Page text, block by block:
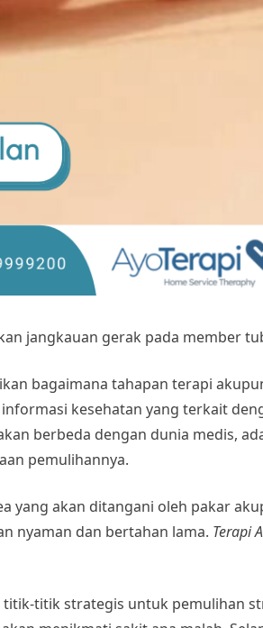
jangkauan gerak pada member
bagaimana tahapan terapi
kesehatan yang terkait
berbeda dengan dunia medis,
pemulihannya.
akan ditangani oleh pakar
nyaman dan bertahan lama. Terapi
titik strategis untuk pemulihan